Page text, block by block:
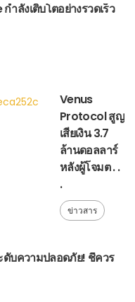
ำลังเติบโตอย่างรวดเร็ว
Venus
Protocol สูญ
เสียเงิน 3.7
ล้านดอลลาร์
หลังผู้โจมต . .
.
ข่าวสาร
ดับความปลอดภัย! ชี้ควร